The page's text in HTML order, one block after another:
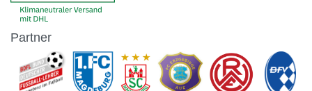
Partner